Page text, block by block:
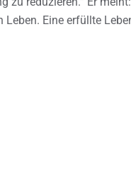
Eine erfüllte